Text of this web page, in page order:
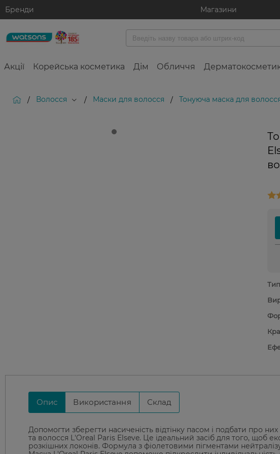
Бренди Магазини
Акції Корейська косметика Дім Обличчя
/ Волосся / Маски для волосся / Тонуюча маска для
Опис Використання Склад
Допомогти зберегти насиченість відтінку пасом і подбати про
та волосся L'Oreal Paris Elseve. Це ідеальний засіб для того, щоб
розкішних локонів. Формула з фіолетовими пігментами